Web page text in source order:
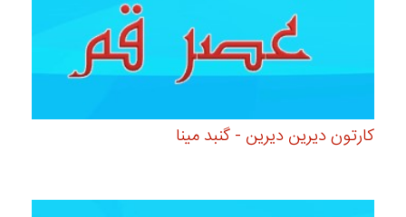
کارتون دیرین دیرین - گنبد مینا